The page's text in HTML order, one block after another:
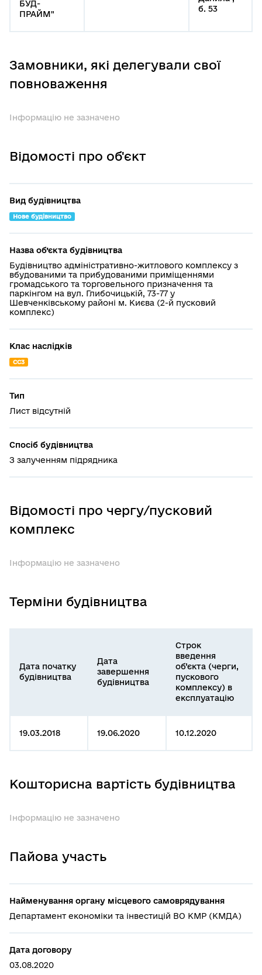
БУД-
ПРАЙМ"
б. 53
Замовники, які делегували свої
повноваження
Інформацію не зазначено
Відомості про об'єкт
Вид будівництва
Нове будівництво
Назва об’єкта будівництва
Будівництво адміністративно-житлового комплексу з
вбудованими та прибудованими приміщеннями
громадського та торговельного призначення та
паркінгом на вул. Глибочицькій, 73-77 у
Шевченківському районі м. Києва (2-й пусковий
комплекс)
Клас наслідків
СС3
Тип
Лист відсутній
Спосіб будівництва
З залученням підрядника
Відомості про чергу/пусковий
комплекс
Інформацію не зазначено
Терміни будівництва
Дата початку
будівництва
Дата
завершення
будівництва
Строк
введення
об’єкта (черги,
пускового
комплексу) в
експлуатацію
19.03.2018 19.06.2020 10.12.2020
Кошторисна вартість будівництва
Інформацію не зазначено
Пайова участь
Найменування органу місцевого самоврядування
Департамент економіки та інвестицій ВО КМР (КМДА)
Дата договору
03.08.2020